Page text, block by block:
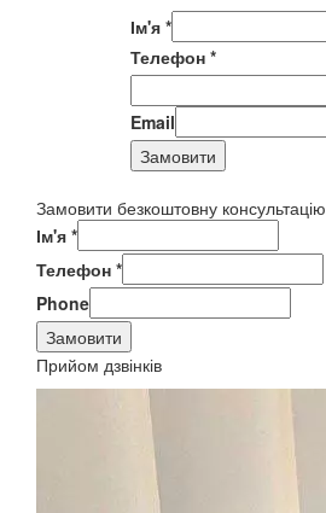
Ім'я *
Телефон *
Email
Замовити
Замовити безкоштовну консультацію
Ім'я *
Телефон *
Phone
Замовити
Прийом дзвінків